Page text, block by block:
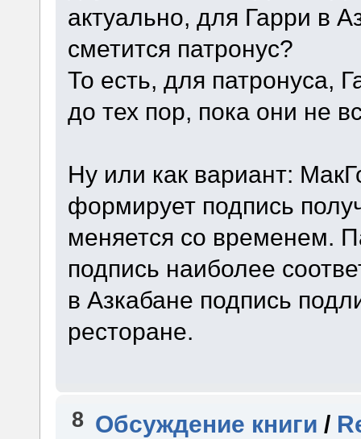
актуально, для Гарри в
сметится патронус?
То есть, для патронуса,
до тех пор, пока они не
Ну или как вариант:
формирует подпись
меняется со временем.
подпись наиболее
в Азкабане подпись
ресторане.
8 Обсуждение книги /